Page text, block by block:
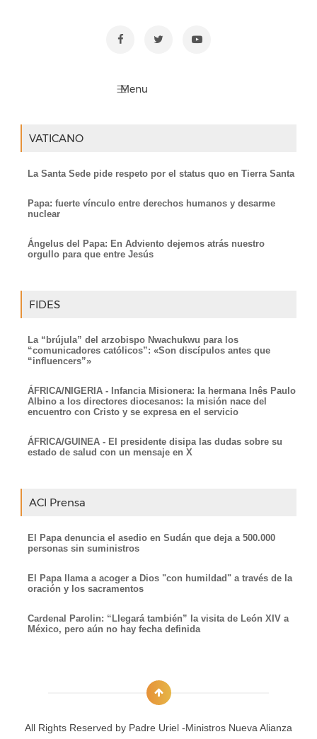
VATICANO
La Santa Sede pide respeto por el status quo en Tierra Santa
Papa: fuerte vínculo entre derechos humanos y desarme
nuclear
Ángelus del Papa: En Adviento dejemos atrás nuestro
orgullo para que entre Jesús
FIDES
La “brújula” del arzobispo Nwachukwu para los
“comunicadores católicos”: «Son discípulos antes que
“influencers”»
ÁFRICA/NIGERIA - Infancia Misionera: la hermana Inês Paulo
Albino a los directores diocesanos: la misión nace del
encuentro con Cristo y se expresa en el servicio
ÁFRICA/GUINEA - El presidente disipa las dudas sobre su
estado de salud con un mensaje en X
ACI Prensa
El Papa denuncia el asedio en Sudán que deja a 500.000
personas sin suministros
El Papa llama a acoger a Dios "con humildad" a través de la
oración y los sacramentos
Cardenal Parolin: “Llegará también” la visita de León XIV a
México, pero aún no hay fecha definida
All Rights Reserved by Padre Uriel -Ministros Nueva Alianza